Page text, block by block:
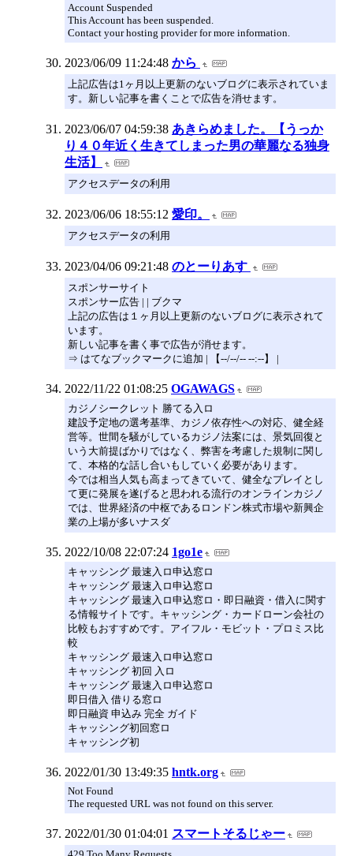
Account Suspended
This Account has been suspended.
Contact your hosting provider for more information.
2023/06/09 11:24:48 から
上記広告は1ヶ月以上更新のないブログに表示されていま
す。新しい記事を書くことで広告を消せます。
2023/06/07 04:59:38 あきらめました。【うっか
り４０年近く生きてしまった男の華麗なる独身
生活】
アクセスデータの利用
2023/06/06 18:55:12 愛印。
アクセスデータの利用
2023/04/06 09:21:48 のとーりあす
スポンサーサイト
スポンサー広告 | | ブクマ
上記の広告は１ヶ月以上更新のないブログに表示されて
います。
新しい記事を書く事で広告が消せます。
⇒ はてなブックマークに追加 | 【--/--/-- --:--】 |
2022/11/22 01:08:25 OGAWAGS
カジノシークレット 勝てる入ロ
建設予定地の選考基準、カジノ依存性への対応、健全経
営等。世間を騒がしているカジノ法案には、景気回復と
いう大前提ばかりではなく、弊害を考慮した規制に関し
て、本格的な話し合いもしていく必要があります。
今では相当人気も高まってきていて、健全なプレイとし
て更に発展を遂げると思われる流行のオンラインカジノ
では、世界経済の中枢であるロンドン株式市場や新興企
業の上場が多いナスダ
2022/10/08 22:07:24 1go1e
キャッシング 最速入ロ申込窓ロ
キャッシング 最速入ロ申込窓ロ
キャッシング 最速入ロ申込窓ロ・即日融資・借入に関す
る情報サイトです。キャッシング・カードローン会社の
比較もおすすめです。アイフル・モビット・プロミス比
較
キャッシング 最速入ロ申込窓ロ
キャッシング 初回 入ロ
キャッシング 最速入ロ申込窓ロ
即日借入 借りる窓ロ
即日融資 申込み 完全 ガイド
キャッシング初回窓ロ
キャッシング初
2022/01/30 13:49:35 hntk.org
Not Found
The requested URL was not found on this server.
2022/01/30 01:04:01 スマートそるじゃー